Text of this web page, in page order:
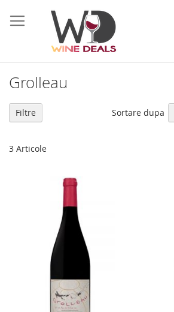
la
Continut
Grolleau
3 Articole
Sortare dupa
Filtre